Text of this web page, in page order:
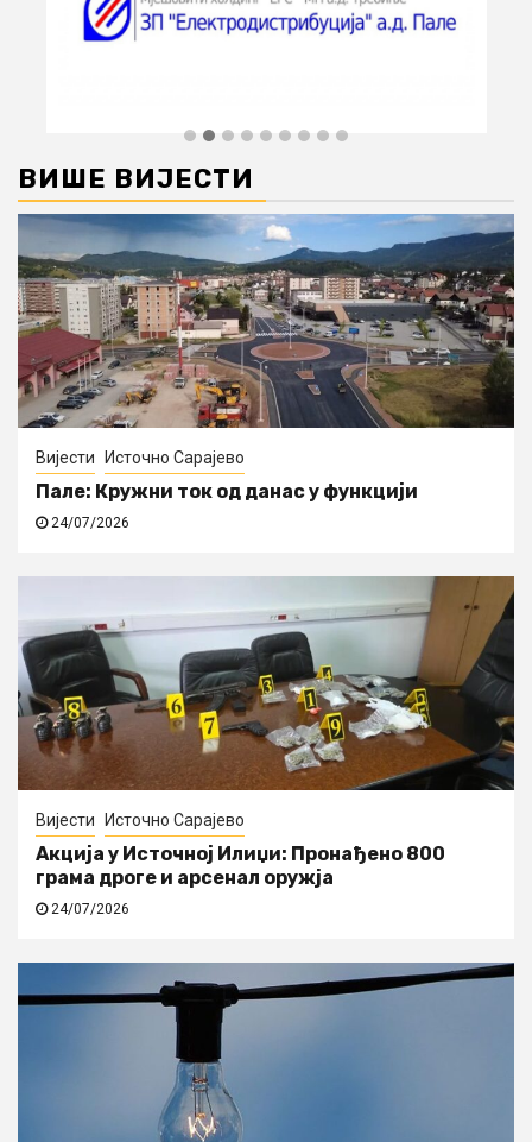
ВИШЕ ВИЈЕСТИ
Вијести Источно Сарајево
Пале: Кружни ток од данас у функцији
24/07/2026
Вијести Источно Сарајево
Акција у Источној Илиџи: Пронађено 800
грама дроге и арсенал оружја
24/07/2026